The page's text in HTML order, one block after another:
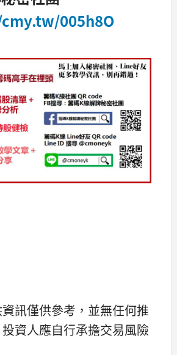
005h8O
訊僅供參考，並無任何推
資人應自行承擔交易風險